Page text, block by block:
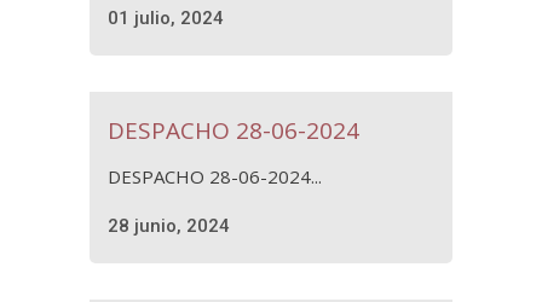
01 julio, 2024
DESPACHO 28-06-2024
DESPACHO 28-06-2024...
28 junio, 2024